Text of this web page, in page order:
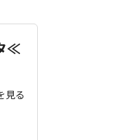
≪
見る